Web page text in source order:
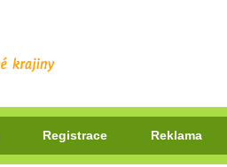
Registrace Reklama